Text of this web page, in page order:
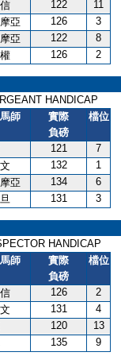
122
11
亞 126
3
亞 122
8
126 2
HANDICAP
師
實際
負磅
檔位
121
7
132
1
亞 134
6
131 3
HANDICAP
師
實際
負磅
檔位
126
2
131
4
120
13
135 9